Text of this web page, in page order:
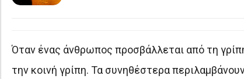
Όταν ένας άνθρωπος προσβάλλεται από τη
την κοινή γρίπη. Τα συνηθέστερα